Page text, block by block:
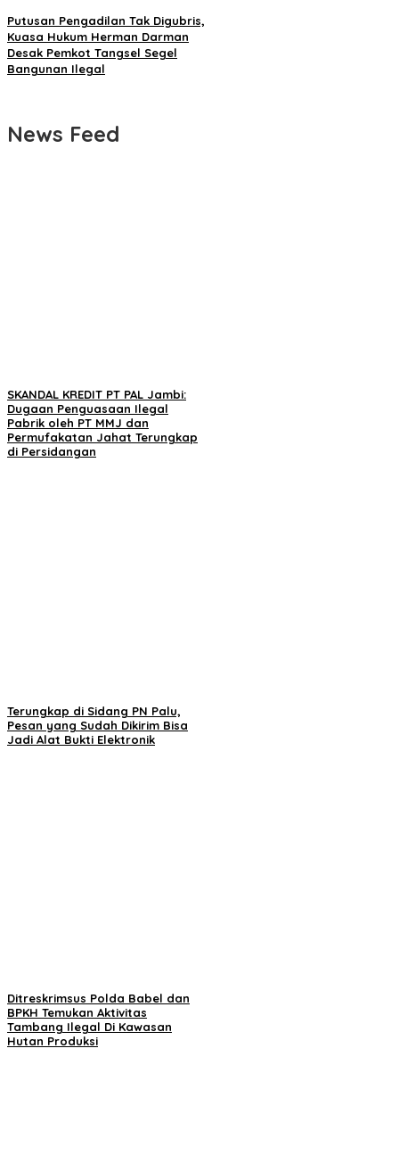
Putusan Pengadilan Tak Digubris,
Kuasa Hukum Herman Darman
Desak Pemkot Tangsel Segel
Bangunan Ilegal
News Feed
SKANDAL KREDIT PT PAL Jambi:
Dugaan Penguasaan Ilegal
Pabrik oleh PT MMJ dan
Permufakatan Jahat Terungkap
di Persidangan
Terungkap di Sidang PN Palu,
Pesan yang Sudah Dikirim Bisa
Jadi Alat Bukti Elektronik
Ditreskrimsus Polda Babel dan
BPKH Temukan Aktivitas
Tambang Ilegal Di Kawasan
Hutan Produksi